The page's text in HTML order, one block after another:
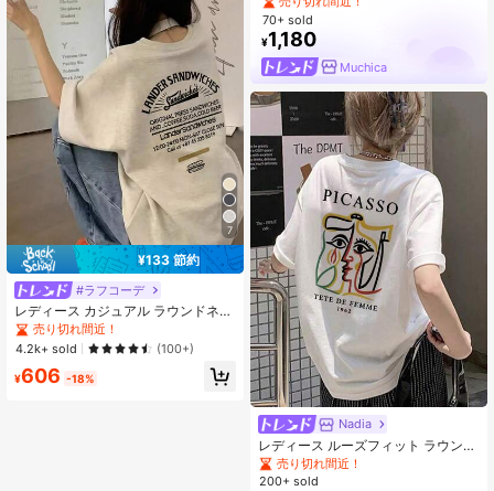
7
¥133 節約
#ラフコーデ
レディース カジュアル ラウンドネッ
ク ルーズフィット レター&カートゥ
ーン フード プリント 半袖Tシャツ、
和風、春夏
売り切れ間近！
4.2k+ sold
(100+)
¥606 -18%
70+ sold
¥1,180
Muchica
Nadia
レディース ルーズフィット ラウンド
ネック ヴィンテージ グラフィティ
カートゥーンキャラクタープリント
売り切れ間近！
200+ sold